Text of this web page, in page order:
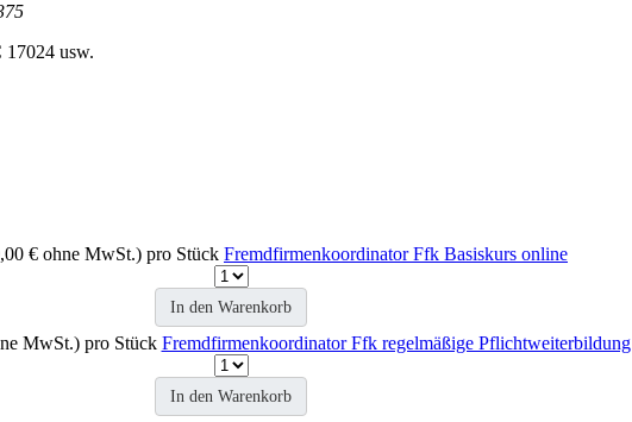
usw.
€ ohne MwSt.) pro Stück Fremdfirmenkoordinator Ffk Basiskurs online
In den Warenkorb
MwSt.) pro Stück Fremdfirmenkoordinator Ffk regelmäßige Pflichtweiterbildung
In den Warenkorb